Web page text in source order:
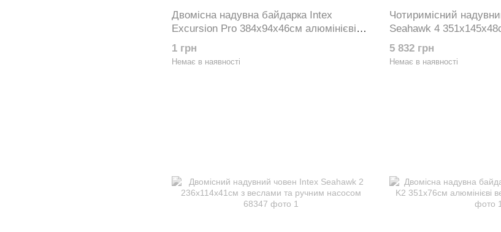
Двомісна надувна байдарка Intex
Excursion Pro 384x94x46см алюмінієві
весла та насос 68309
1 грн
Немає в наявності
Чотиримісний
Seahawk 4
ручним насосом 68351
5 832 грн
Немає в наявності